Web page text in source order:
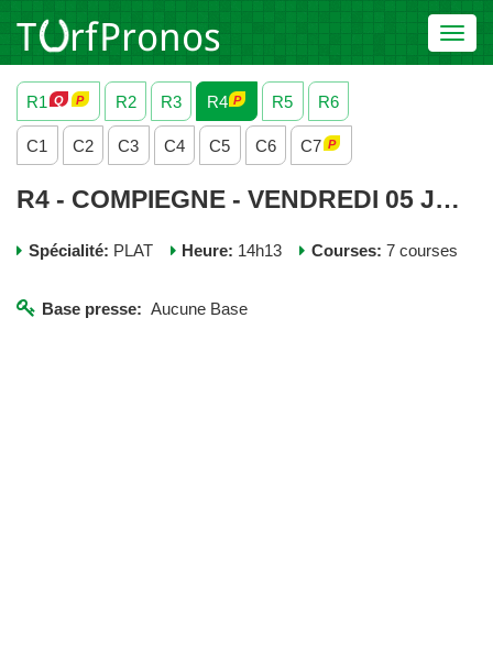
R1
R2 R3 R4 R5 R6
C1 C2 C3 C4 C5 C6 C7
R4 - COMPIEGNE - VENDREDI 05 JUIN 2026
Spécialité: PLAT Heure: 14h13 Courses: 7 courses
Base presse: Aucune Base